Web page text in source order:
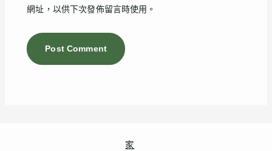
網址，以供下次發佈留言時使用。
家